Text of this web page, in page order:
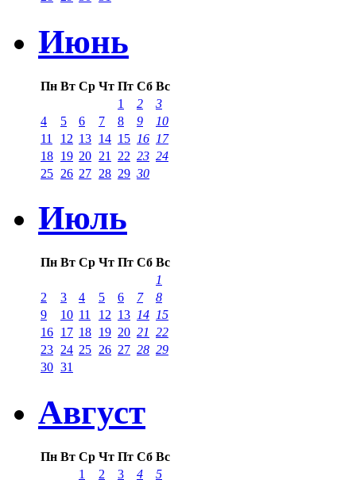
Июнь
Пн Вт Ср Чт Пт Сб Вс
1
2
3
4
5 6 7 8 9
10
11
12 13 14 15 16 17
18 19 20 21 22 23 24
25 26 27 28 29 30
Июль
Пн Вт Ср Чт Пт Сб Вс
1
2
3 4 5 6 7
8
9
10 11 12 13 14 15
16 17 18 19 20 21 22
23 24 25 26 27 28 29
30 31
Август
Пн Вт Ср Чт Пт Сб Вс
1
2 3 4 5